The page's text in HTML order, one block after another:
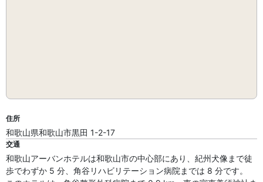
住所
和歌山県和歌山市黒田 1-2-17
交通
和歌山アーバンホテルは和歌山市の中心部にあり、紀州犬像まで徒
歩でわずか 5 分、角谷リハビリテーション病院までは 8 分です。